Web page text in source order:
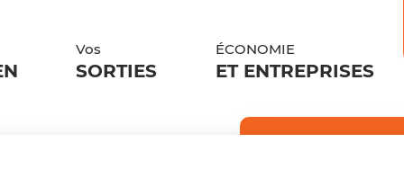
Vos
SORTIES
ÉCONOMIE
ET ENTREPRISES